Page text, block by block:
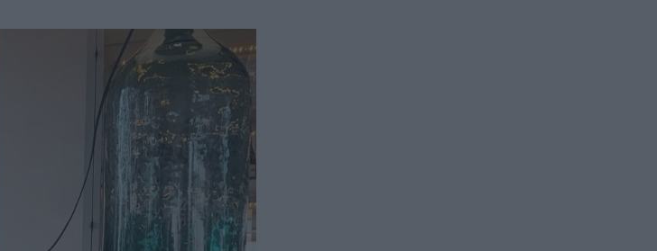
Χωρίς Ταμπέλες
Market News